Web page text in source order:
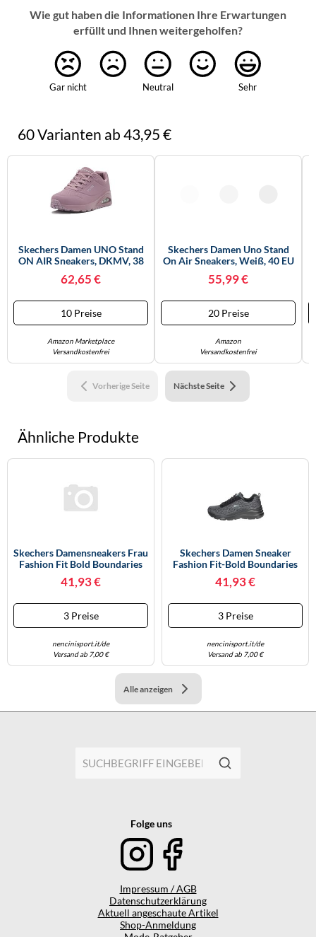
Wie gut haben die Informationen Ihre Erwartungen
erfüllt und Ihnen weitergeholfen?
Gar nicht Neutral Sehr
60 Varianten ab 43,95 €
Skechers Damen UNO Stand
ON AIR Sneakers, DKMV, 38
62,65 €
10 Preise
Amazon Marketplace
Versandkostenfrei
Skechers Damen Uno Stand
On Air Sneakers, Weiß, 40 EU
55,99 €
20 Preise
Amazon
Versandkostenfrei
Vorherige Seite Nächste Seite
Ähnliche Produkte
Skechers Damensneakers Frau
Fashion Fit Bold Boundaries
Schwarz 36
41,93 €
3 Preise
nencinisport.it/de
Versand ab 7,00 €
Skechers Damen Sneaker
Fashion Fit-Bold Boundaries
Schwarz Größe 40 (UK 7)
41,93 €
3 Preise
nencinisport.it/de
Versand ab 7,00 €
Alle anzeigen
Folge uns
Impressum / AGB
Datenschutzerklärung
Aktuell angeschaute Artikel
Shop-Anmeldung